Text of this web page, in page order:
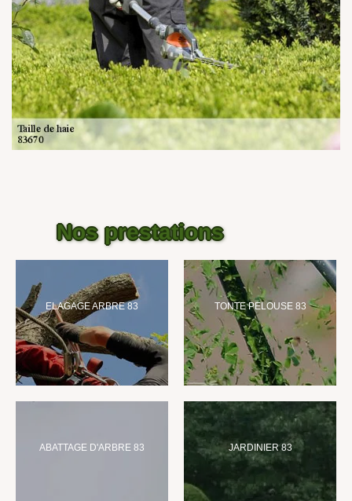
Nos prestations
ELAGAGE ARBRE 83 TONTE PELOUSE 83
ABATTAGE D'ARBRE 83 JARDINIER 83